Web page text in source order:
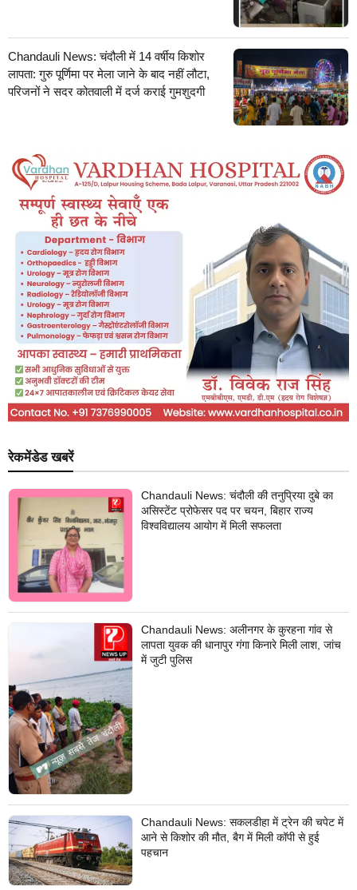
Chandauli News: चंदौली में 14 वर्षीय किशोर
लापता: गुरु पूर्णिमा पर मेला जाने के बाद नहीं लौटा,
परिजनों ने सदर कोतवाली में दर्ज कराई गुमशुदगी
रेकमेंडेड खबरें
Chandauli News: चंदौली की तनुप्रिया दुबे का
असिस्टेंट प्रोफेसर पद पर चयन, बिहार राज्य
विश्वविद्यालय आयोग में मिली सफलता
Chandauli News: अलीनगर के कुरहना गांव से
लापता युवक की धानापुर गंगा किनारे मिली लाश, जांच
में जुटी पुलिस
Chandauli News: सकलडीहा में ट्रेन की चपेट में
आने से किशोर की मौत, बैग में मिली कॉपी से हुई
पहचान